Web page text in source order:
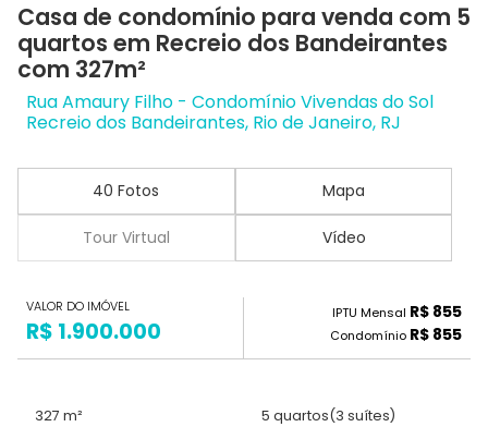
Casa de condomínio para venda com 5
quartos em Recreio dos Bandeirantes
com 327m²
Rua Amaury Filho - Condomínio Vivendas do Sol
Recreio dos Bandeirantes, Rio de Janeiro, RJ
40 Fotos Mapa
Tour Virtual Vídeo
VALOR DO IMÓVEL
R$ 1.900.000
IPTU Mensal R$ 855
Condomínio R$ 855
327 m² 5 quartos(3 suítes)